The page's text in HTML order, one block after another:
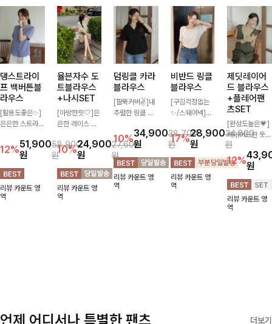
댕스트라이
프 백버튼블
라우스
[활용도좋은✨]
은은한 스트라이
져 심플한 코디
에도 세련된 포
인트를 더해드리
며 깔끔한 스트
라이프 디테일로
유행 없이 오래
12%51,900
원
58,900
원
리뷰 카운트 영
역
율븐자수 도
트블라우스
+나시SET
[아방한핏🤍]은
은한 레이스 자
으로 사랑스러운
감성 가득 담았
으며 나시 세트
구성으로 이너
걱정없이 손쉽게
코디 가능한 블
10%24,900
원
27,600
원
리뷰 카운트 영
역
덤링클 카라
블라우스
[팔뚝커버✌]내
추럴한 링클 텍
있게 입어지는
블라우스🖤 브
이넥 카라 디자
인에 여유로운
소매핏 더해져
여리하면서도 시
10%34,900
원
38,700
원
리뷰 카운트 영
역
비반드 링클
블라우스
[구김걱정없는
✨/스퀘어넥]입
엠보 텍스처가
돋보이는 블라우
스- 여유로운 실
루엣과 물결 짜
임 소매 디테일
이 더해져 편안
17%28,900
원
34,800
원
리뷰 카운트 영
역
제딧레이어
드 블라우스
+플레어팬
츠SET
[완성도높은💗]
레이어드한 듯
자연스러운 나시
와 버튼 원피스
가 함께 구성된
세트 아이템입니
다. 코디 고민 없
이 한 벌만으로
도 내추럴하면서
12%원
리뷰 카운트 영
역
언제 어디서나 특별한 팬츠 더보기